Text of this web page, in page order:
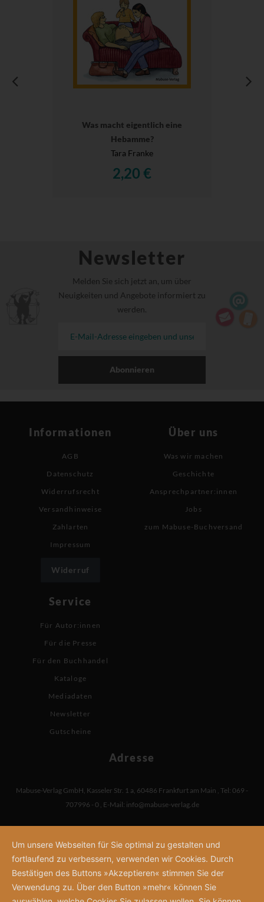
Was macht eigentlich eine
Hebamme?
Tara Franke
2,20 €
Newsletter
Melden Sie sich jetzt an, um über
Neuigkeiten und Angebote informiert zu
werden.
Abonnieren
Informationen
AGB
Datenschutz
Widerrufsrecht
Versandhinweise
Zahlarten
Impressum
Widerruf
Über uns
Was wir machen
Geschichte
Ansprechpartner:innen
Jobs
zum Mabuse-Buchversand
Service
Für Autor:innen
Für die Presse
Für den Buchhandel
Kataloge
Mediadaten
Newsletter
Gutscheine
Adresse
Mabuse-Verlag GmbH, Kasseler Str. 1 a, 60486 Frankfurt am Main , Tel: 069 -
707996 - 0 , E-Mail: info@mabuse-verlag.de
Um unsere Webseiten für Sie optimal zu gestalten und
fortlaufend zu verbessern, verwenden wir Cookies. Durch
Bestätigen des Buttons »Akzeptieren« stimmen Sie der
Verwendung zu. Über den Button »mehr« können Sie